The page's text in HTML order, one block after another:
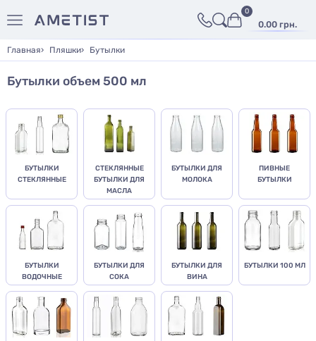
0.00 грн.
0
Главная Пляшки Бутылки
Бутылки объем 500 мл
БУТЫЛКИ
СТЕКЛЯННЫЕ
СТЕКЛЯННЫЕ
БУТЫЛКИ ДЛЯ
МАСЛА
БУТЫЛКИ ДЛЯ
МОЛОКА
ПИВНЫЕ
БУТЫЛКИ
БУТЫЛКИ
ВОДОЧНЫЕ
БУТЫЛКИ ДЛЯ
СОКА
БУТЫЛКИ ДЛЯ
ВИНА
БУТЫЛКИ 100 МЛ